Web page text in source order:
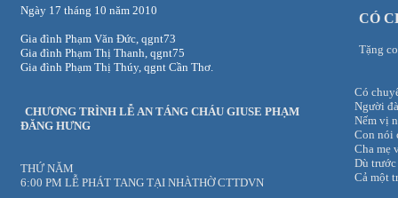
Ngày 17 tháng 10 năm 2010
Gia đình Phạm Văn Đức, qgnt73
Gia đình Phạm Thị Thanh, qgnt75
Gia đình Phạm Thị Thúy, qgnt Cần Thơ.
CHƯƠNG TRÌNH LỄ AN TÁNG CHÁU GIUSE PHẠM
ĐĂNG HƯNG
THỨ NĂM
6:00 PM LỄ PHÁT TANG TẠI NHÀTHỜ CTTDVN
CÓ
Tặng
Có
Người
Nếm vị
Con nói
Cha mẹ
Dù trước
Cả một